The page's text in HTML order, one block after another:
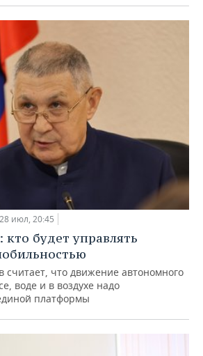
28 июл, 20:45
будет управлять
что движение автономного
воде и в воздухе надо
платформы